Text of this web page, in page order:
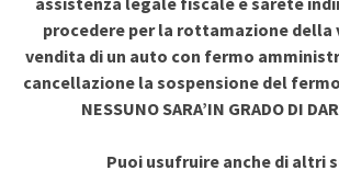
procedere per la rottamazione della
vendita di un auto con fermo
cancellazione la sospensione del
NESSUNO SARA’IN GRADO DI
Puoi usufruire anche di altri